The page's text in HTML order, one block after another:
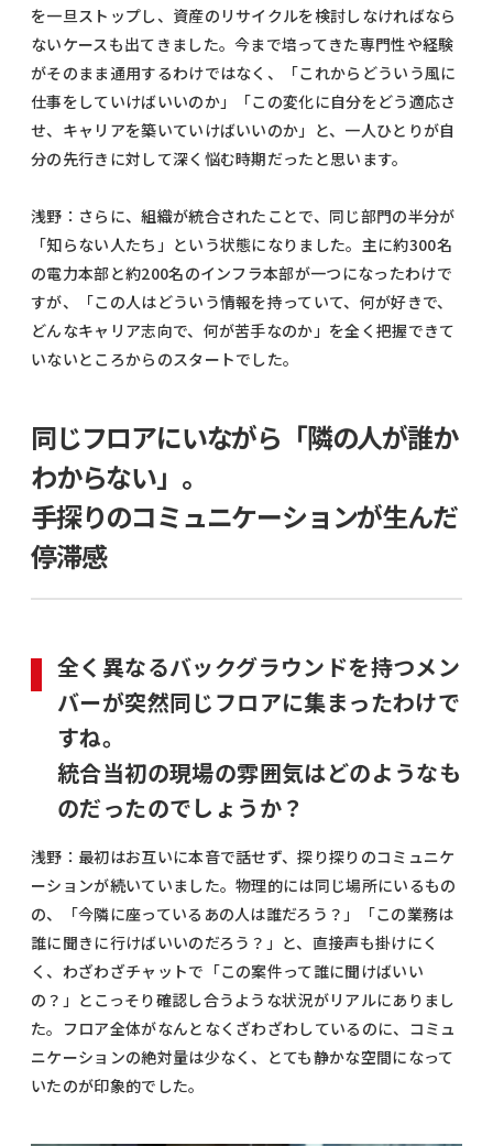
を一旦ストップし、資産のリサイクルを検討しなければなら
ないケースも出てきました。今まで培ってきた専門性や経験
がそのまま通用するわけではなく、「これからどういう風に
仕事をしていけばいいのか」「この変化に自分をどう適応さ
せ、キャリアを築いていけばいいのか」と、一人ひとりが自
分の先行きに対して深く悩む時期だったと思います。
浅野：さらに、組織が統合されたことで、同じ部門の半分が
「知らない人たち」という状態になりました。主に約300名
の電力本部と約200名のインフラ本部が一つになったわけで
すが、「この人はどういう情報を持っていて、何が好きで、
どんなキャリア志向で、何が苦手なのか」を全く把握できて
いないところからのスタートでした。
同じフロアにいながら「隣の人が誰か
わからない」。
手探りのコミュニケーションが生んだ
停滞感
全く異なるバックグラウンドを持つメン
バーが突然同じフロアに集まったわけで
すね。
統合当初の現場の雰囲気はどのようなも
のだったのでしょうか？
浅野：最初はお互いに本音で話せず、探り探りのコミュニケ
ーションが続いていました。物理的には同じ場所にいるもの
の、「今隣に座っているあの人は誰だろう？」「この業務は
誰に聞きに行けばいいのだろう？」と、直接声も掛けにく
く、わざわざチャットで「この案件って誰に聞けばいい
の？」とこっそり確認し合うような状況がリアルにありまし
た。フロア全体がなんとなくざわざわしているのに、コミュ
ニケーションの絶対量は少なく、とても静かな空間になって
いたのが印象的でした。